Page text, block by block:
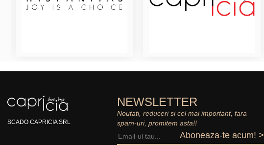
SCADO CAPRICIA SRL
NEWSLETTER
Noutati, reduceri si cel mai important, fara
spam-uri, promitem asta!!
Aboneaza-te acum! >